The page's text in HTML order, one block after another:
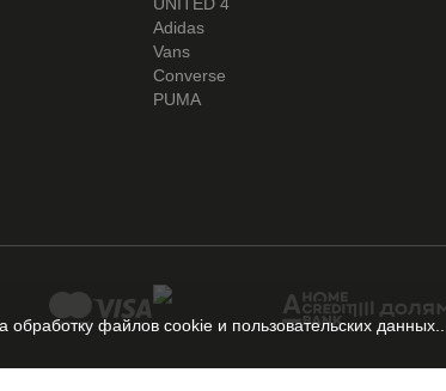
файлов cookie и пользовательских данных
Adidas
Vans
Converse
PUMA